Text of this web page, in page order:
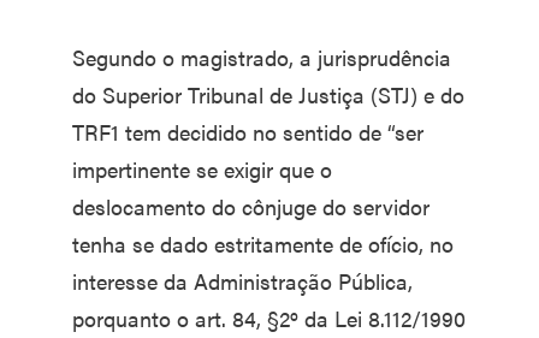
Segundo o magistrado, a jurisprudência
do Superior Tribunal de Justiça (STJ) e do
TRF1 tem decidido no sentido de “ser
impertinente se exigir que o
deslocamento do cônjuge do servidor
tenha se dado estritamente de ofício, no
interesse da Administração Pública,
porquanto o art. 84, §2º da Lei 8.112/1990